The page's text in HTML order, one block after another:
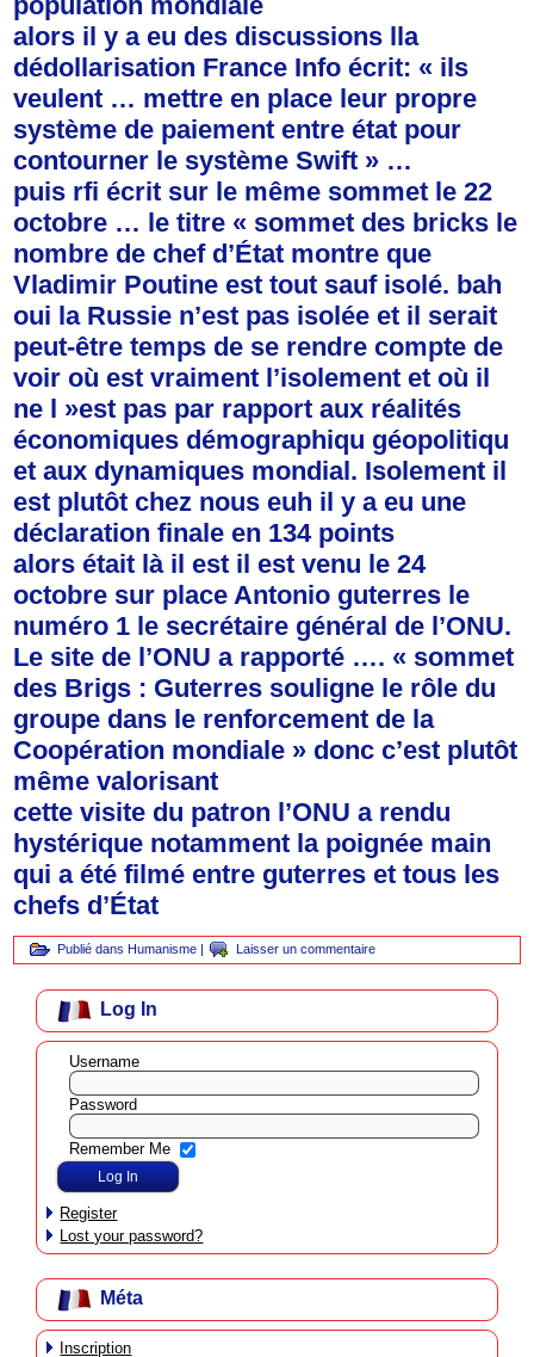
alors il y a eu des discussions lla
dédollarisation France Info écrit: « ils
veulent … mettre en place leur propre
système de paiement entre état pour
contourner le système Swift » …
puis rfi écrit sur le même sommet le 22
octobre … le titre « sommet des bricks le
nombre de chef d’État montre que
Vladimir Poutine est tout sauf isolé. bah
oui la Russie n’est pas isolée et il serait
peut-être temps de se rendre compte de
voir où est vraiment l’isolement et où il
ne l »est pas par rapport aux réalités
économiques démographiqu géopolitiqu
et aux dynamiques mondial. Isolement il
est plutôt chez nous euh il y a eu une
déclaration finale en 134 points
alors était là il est il est venu le 24
octobre sur place Antonio guterres le
numéro 1 le secrétaire général de l’ONU.
Le site de l’ONU a rapporté …. « sommet
des Brigs : Guterres souligne le rôle du
groupe dans le renforcement de la
Coopération mondiale » donc c’est plutôt
même valorisant
cette visite du patron l’ONU a rendu
hystérique notamment la poignée main
qui a été filmé entre guterres et tous les
chefs d’État
Publié dans Humanisme | Laisser un commentaire
Log In
Username
Password
Remember Me
Register
Lost your password?
Méta
Inscription